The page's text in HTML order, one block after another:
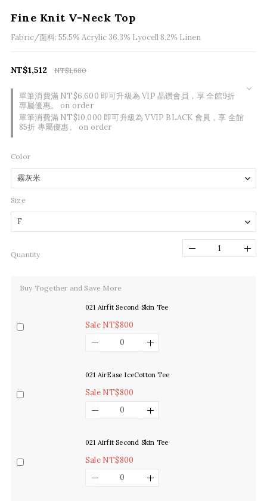
Fine Knit V-Neck Top
Fabric/面料: 55.5% Acrylic 36.3% Lyocell 8.2% Linen
單筆消費滿 NT$6,600 即可升級為 VIP 晶鑽會員，享 全館9折
專屬優惠。 on order
單筆消費滿 NT$10,000 即可升級為 VVIP BLACK 會員，享 全館
85折 專屬優惠。 on order
NT$1,680
NT$1,512
Color
Size
Quantity
Buy Together and Save More
021 Airfit Second Skin Tee
Sale NT$800
021 AirEase IceCotton Tee
Sale NT$800
021 Airfit Second Skin Tee
Sale NT$800